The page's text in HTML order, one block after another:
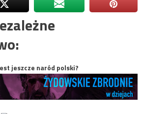
jeszcze naród polski?